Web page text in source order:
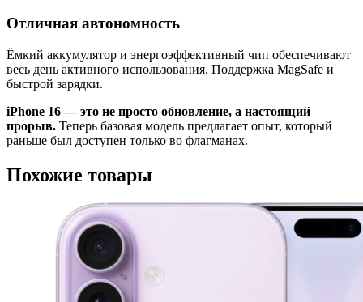
Отличная автономность
Ёмкий аккумулятор и энергоэффективный чип обеспечивают
весь день активного использования. Поддержка MagSafe и
быстрой зарядки.
iPhone 16 — это не просто обновление, а настоящий
прорыв. Теперь базовая модель предлагает опыт, который
раньше был доступен только во флагманах.
Похожие товары